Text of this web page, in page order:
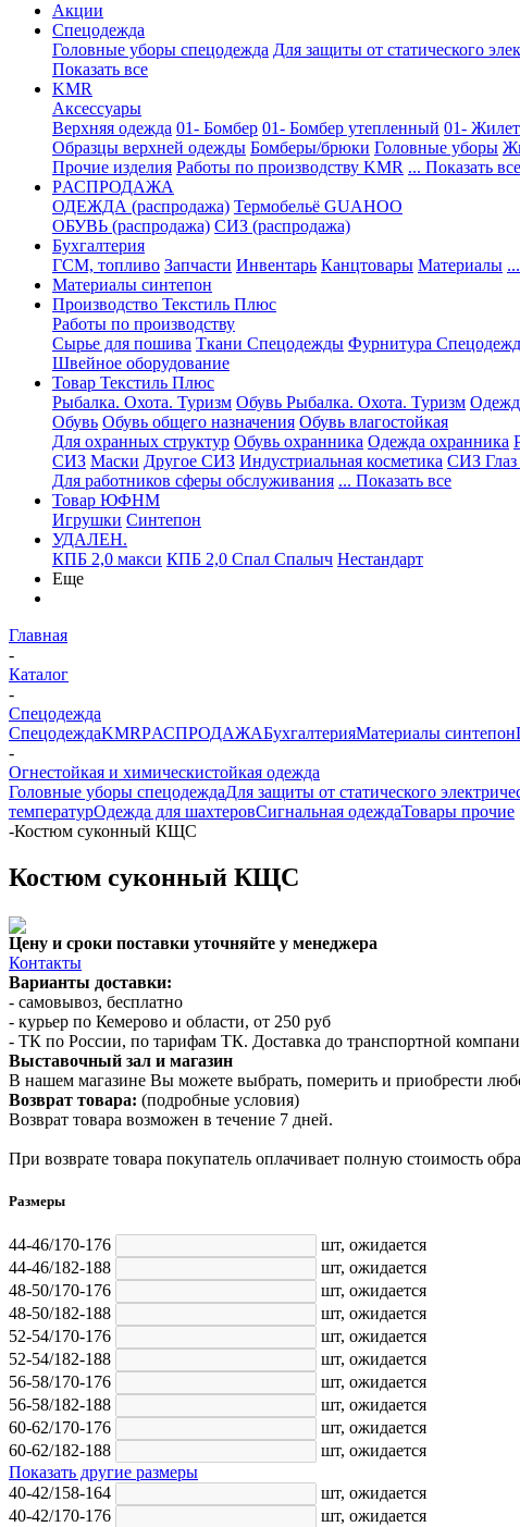
Акции
Спецодежда
Головные уборы спецодежда Для защиты от статического
Показать все
KMR
Аксессуары
Верхняя одежда 01- Бомбер 01- Бомбер утепленный 01-
Образцы верхней одежды Бомберы/брюки Головные уборы
Прочие изделия Работы по производству KMR ... Показать все
PАСПРОДАЖА
ОДЕЖДА (распродажа) Термобельё GUAHOO
ОБУВЬ (распродажа) СИЗ (распродажа)
Бухгалтерия
ГСМ, топливо Запчасти Инвентарь Канцтовары Материалы
Материалы синтепон
Производство Текстиль Плюс
Работы по производству
Сырье для пошива Ткани Спецодежды Фурнитура
Швейное оборудование
Товар Текстиль Плюс
Рыбалка. Охота. Туризм Обувь Рыбалка. Охота. Туризм
Обувь Обувь общего назначения Обувь влагостойкая
Для охранных структур Обувь охранника Одежда охранника
СИЗ Маски Другое СИЗ Индустриальная косметика СИЗ Глаз
Для работников сферы обслуживания ... Показать все
Товар ЮФНМ
Игрушки Синтепон
УДАЛЕН.
КПБ 2,0 макси КПБ 2,0 Спал Спалыч Нестандарт
Еще
Главная
-
Каталог
-
Спецодежда
СпецодеждаKMRPАСПРОДАЖАБухгалтерияМатериалы синтепон
-
Огнестойкая и химическистойкая одежда
Головные уборы спецодеждаДля защиты от статического
температурОдежда для шахтеровСигнальная одеждаТовары прочие
-Костюм суконный КЩС
Костюм суконный КЩС
Цену и сроки поставки уточняйте у менеджера
Контакты
Варианты доставки:
- самовывоз, бесплатно
- курьер по Кемерово и области, от 250 руб
- ТК по России, по тарифам ТК. Доставка до транспортной
Выставочный зал и магазин
В нашем магазине Вы можете выбрать, померить и приобрести
Возврат товара: (подробные условия)
Возврат товара возможен в течение 7 дней.
При возврате товара покупатель оплачивает полную стоимость
Размеры
44-46/170-176 шт, ожидается
44-46/182-188
шт, ожидается
48-50/170-176
шт, ожидается
48-50/182-188
шт, ожидается
52-54/170-176
шт, ожидается
52-54/182-188
шт, ожидается
56-58/170-176
шт, ожидается
56-58/182-188
шт, ожидается
60-62/170-176
шт, ожидается
60-62/182-188
шт, ожидается
Показать другие размеры
40-42/158-164
шт, ожидается
40-42/170-176
шт, ожидается